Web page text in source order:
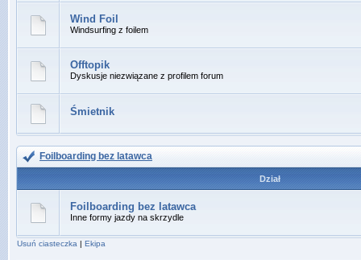
Wind Foil
Windsurfing z foilem
Offtopik
Dyskusje niezwiązane z profilem forum
Śmietnik
Foilboarding bez latawca
Dział
Foilboarding bez latawca
Inne formy jazdy na skrzydle
Usuń ciasteczka | Ekipa